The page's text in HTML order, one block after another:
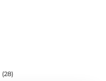
(28)